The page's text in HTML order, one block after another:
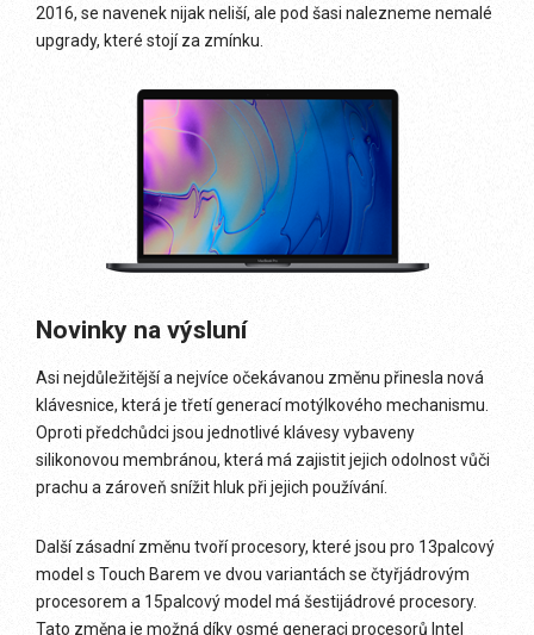
2016, se navenek nijak neliší, ale pod šasi nalezneme nemalé
upgrady, které stojí za zmínku.
Novinky na výsluní
Asi nejdůležitější a nejvíce očekávanou změnu přinesla nová
klávesnice, která je třetí generací motýlkového mechanismu.
Oproti předchůdci jsou jednotlivé klávesy vybaveny
silikonovou membránou, která má zajistit jejich odolnost vůči
prachu a zároveň snížit hluk při jejich používání.
Další zásadní změnu tvoří procesory, které jsou pro 13palcový
model s Touch Barem ve dvou variantách se čtyřjádrovým
procesorem a 15palcový model má šestijádrové procesory.
Tato změna je možná díky osmé generaci procesorů Intel